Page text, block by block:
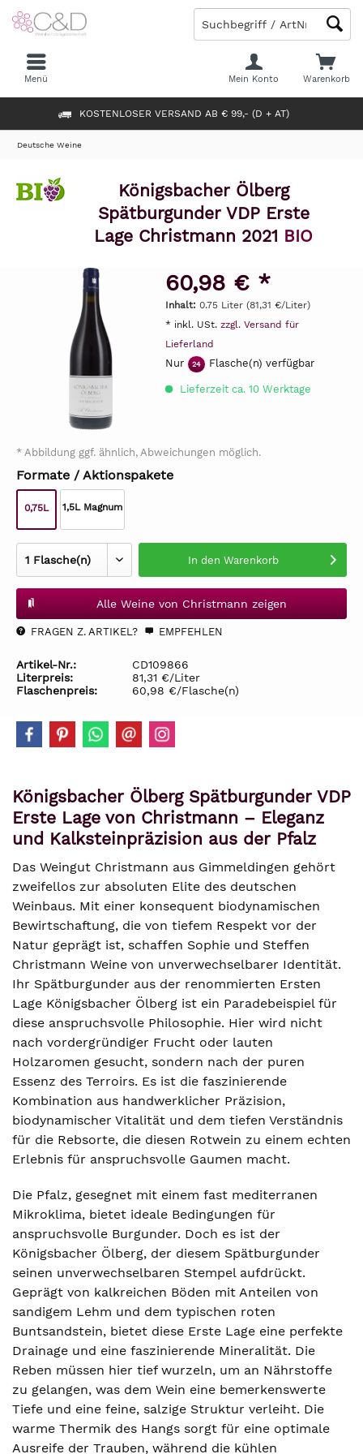
KOSTENLOSER VERSAND AB € 99,- (D + AT)
Warenkorb
Mein Konto
Menü
Deutsche Weine
Königsbacher Ölberg
Spätburgunder VDP Erste
Lage Christmann 2021 BIO
60,98 € *
Inhalt: 0.75 Liter (81,31 €/Liter)
* inkl. USt. zzgl. Versand für
Lieferland
Nur 24 Flasche(n) verfügbar
Lieferzeit ca. 10 Werktage
* Abbildung ggf. ähnlich, Abweichungen möglich.
Formate / Aktionspakete
0,75L 1,5L Magnum
In den Warenkorb
Alle Weine von Christmann zeigen
FRAGEN Z. ARTIKEL? EMPFEHLEN
Artikel-Nr.:
CD109866
Literpreis:
81,31 €/Liter
Flaschenpreis:
60,98 €/Flasche(n)
Königsbacher Ölberg Spätburgunder VDP
Erste Lage von Christmann – Eleganz
und Kalksteinpräzision aus der Pfalz
Das Weingut Christmann aus Gimmeldingen gehört
zweifellos zur absoluten Elite des deutschen
Weinbaus. Mit einer konsequent biodynamischen
Bewirtschaftung, die von tiefem Respekt vor der
Natur geprägt ist, schaffen Sophie und Steffen
Christmann Weine von unverwechselbarer Identität.
Ihr Spätburgunder aus der renommierten Ersten
Lage Königsbacher Ölberg ist ein Paradebeispiel für
diese anspruchsvolle Philosophie. Hier wird nicht
nach vordergründiger Frucht oder lauten
Holzaromen gesucht, sondern nach der puren
Essenz des Terroirs. Es ist die faszinierende
Kombination aus handwerklicher Präzision,
biodynamischer Vitalität und dem tiefen Verständnis
für die Rebsorte, die diesen Rotwein zu einem echten
Erlebnis für anspruchsvolle Gaumen macht.
Die Pfalz, gesegnet mit einem fast mediterranen
Mikroklima, bietet ideale Bedingungen für
anspruchsvolle Burgunder. Doch es ist der
Königsbacher Ölberg, der diesem Spätburgunder
seinen unverwechselbaren Stempel aufdrückt.
Geprägt von kalkreichen Böden mit Anteilen von
sandigem Lehm und dem typischen roten
Buntsandstein, bietet diese Erste Lage eine perfekte
Drainage und eine faszinierende Mineralität. Die
Reben müssen hier tief wurzeln, um an Nährstoffe
zu gelangen, was dem Wein eine bemerkenswerte
Tiefe und eine feine, salzige Struktur verleiht. Die
warme Thermik des Hangs sorgt für eine optimale
Ausreife der Trauben, während die kühlen